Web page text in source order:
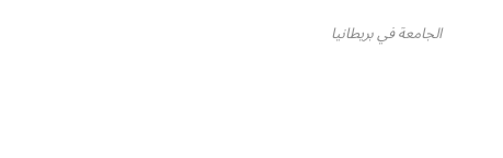
الجامعة في بريطانيا